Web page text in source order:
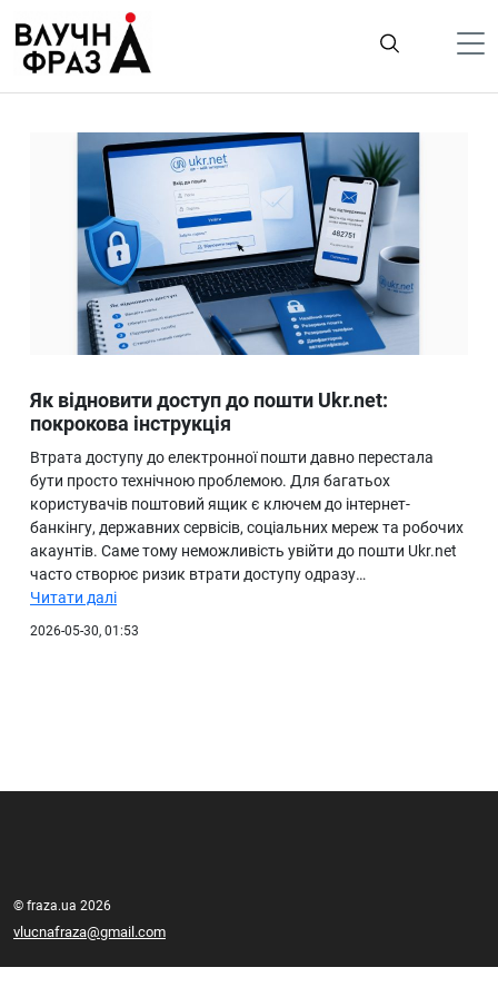
содержимому
Життя
Лайфстайл
ТехноНаука
Людина
Ukraine
Про нас
Як відновити доступ до пошти Ukr.net:
покрокова інструкція
Втрата доступу до електронної пошти давно перестала
бути просто технічною проблемою. Для багатьох
користувачів поштовий ящик є ключем до інтернет-
банкінгу, державних сервісів, соціальних мереж та робочих
акаунтів. Саме тому неможливість увійти до пошти Ukr.net
часто створює ризик втрати доступу одразу…
Читати далі
2026-05-30, 01:53
© fraza.ua 2026
vlucnafraza@gmail.com